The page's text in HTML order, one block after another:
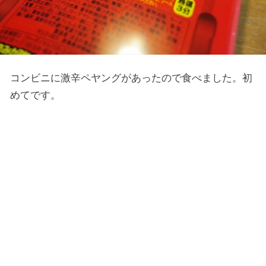
コンビニに激辛ペヤングがあったので食べました。初
めてです。